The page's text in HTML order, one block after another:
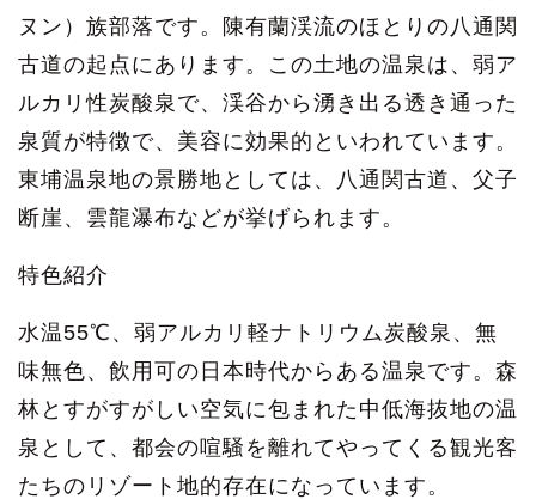
ヌン）族部落です。陳有蘭渓流のほとりの八通関
古道の起点にあります。この土地の温泉は、弱ア
ルカリ性炭酸泉で、渓谷から湧き出る透き通った
泉質が特徴で、美容に効果的といわれています。
東埔温泉地の景勝地としては、八通関古道、父子
断崖、雲龍瀑布などが挙げられます。
特色紹介
水温55℃、弱アルカリ軽ナトリウム炭酸泉、無
味無色、飲用可の日本時代からある温泉です。森
林とすがすがしい空気に包まれた中低海抜地の温
泉として、都会の喧騒を離れてやってくる観光客
たちのリゾート地的存在になっています。